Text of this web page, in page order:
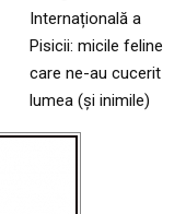
Internațională a
Pisicii: micile feline
care ne-au cucerit
lumea (și inimile)